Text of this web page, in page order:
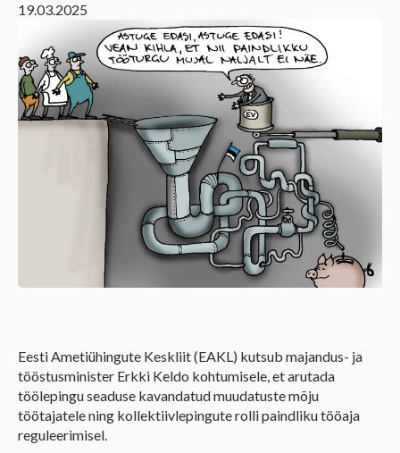
19.03.2025
Eesti Ametiühingute Keskliit (EAKL) kutsub majandus- ja
tööstusminister Erkki Keldo kohtumisele, et arutada
töölepingu seaduse kavandatud muudatuste mõju
töötajatele ning kollektiivlepingute rolli paindliku tööaja
reguleerimisel.